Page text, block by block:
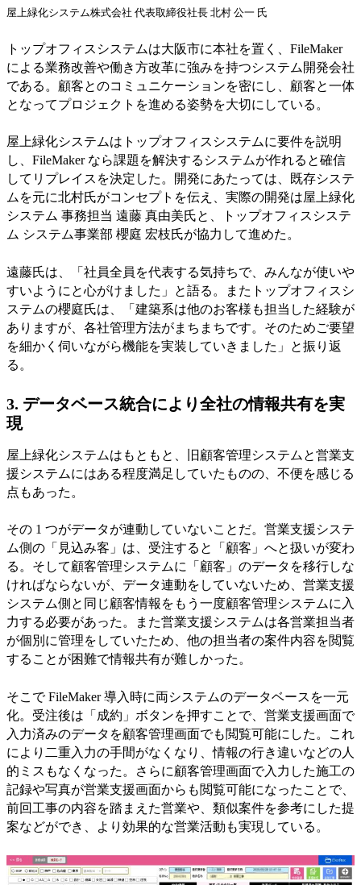
屋上緑化システム株式会社 代表取締役社長 北村 公一 氏
トップオフィスシステムは大阪市に本社を置く、FileMaker
による業務改善や働き方改革に強みを持つシステム開発会社
である。顧客とのコミュニケーションを密にし、顧客と一体
となってプロジェクトを進める姿勢を大切にしている。
屋上緑化システムはトップオフィスシステムに要件を説明
し、FileMaker なら課題を解決するシステムが作れると確信
してリプレイスを決定した。開発にあたっては、既存システ
ムを元に北村氏がコンセプトを伝え、実際の開発は屋上緑化
システム 事務担当 遠藤 真由美氏と、トップオフィスシステ
ム システム事業部 櫻庭 宏枝氏が協力して進めた。
遠藤氏は、「社員全員を代表する気持ちで、みんなが使いや
すいようにと心がけました」と語る。またトップオフィスシ
ステムの櫻庭氏は、「建築系は他のお客様も担当した経験が
ありますが、各社管理方法がまちまちです。そのためご要望
を細かく伺いながら機能を実装していきました」と振り返
る。
3. データベース統合により全社の情報共有を実
現
屋上緑化システムはもともと、旧顧客管理システムと営業支
援システムにはある程度満足していたものの、不便を感じる
点もあった。
その 1 つがデータが連動していないことだ。営業支援システ
ム側の「見込み客」は、受注すると「顧客」へと扱いが変わ
る。そして顧客管理システムに「顧客」のデータを移行しな
ければならないが、データ連動をしていないため、営業支援
システム側と同じ顧客情報をもう一度顧客管理システムに入
力する必要があった。また営業支援システムは各営業担当者
が個別に管理をしていたため、他の担当者の案件内容を閲覧
することが困難で情報共有が難しかった。
そこで FileMaker 導入時に両システムのデータベースを一元
化。受注後は「成約」ボタンを押すことで、営業支援画面で
入力済みのデータを顧客管理画面でも閲覧可能にした。これ
により二重入力の手間がなくなり、情報の行き違いなどの人
的ミスもなくなった。さらに顧客管理画面で入力した施工の
記録や写真が営業支援画面からも閲覧可能になったことで、
前回工事の内容を踏まえた営業や、類似案件を参考にした提
案などができ、より効果的な営業活動も実現している。